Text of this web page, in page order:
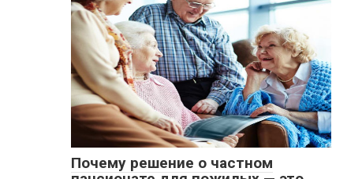
Почему решение о частном